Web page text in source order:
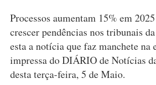
Processos aumentam 15% em
crescer pendências nos tribunais
esta a notícia que faz manchete na
impressa do DIÁRIO de Notícias
desta terça-feira, 5 de Maio.